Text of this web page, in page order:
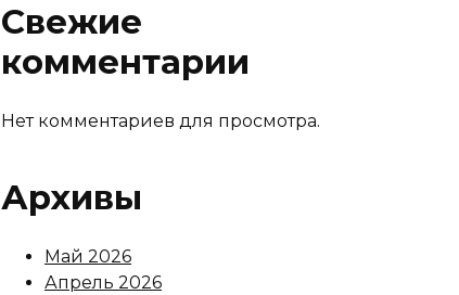
Свежие
комментарии
Нет комментариев для просмотра.
Архивы
Май 2026
Апрель 2026